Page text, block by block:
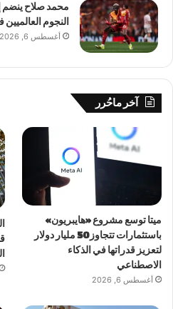
محمد صلاح ينضم
النجوم
أغسطس 6, 2026
آخر ماحُرر
ميتا توسع مشروع «هايبريون»
باستثمارات تتجاوز 50 مليار دولار
لتعزيز قدراتها في الذكاء
الاصطناعي
أغسطس 6, 2026